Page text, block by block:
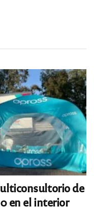
de
en el interior